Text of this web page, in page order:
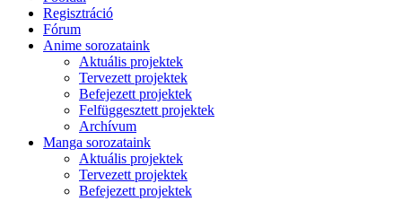
Regisztráció
Fórum
Anime sorozataink
Aktuális projektek
Tervezett projektek
Befejezett projektek
Felfüggesztett projektek
Archívum
Manga sorozataink
Aktuális projektek
Tervezett projektek
Befejezett projektek